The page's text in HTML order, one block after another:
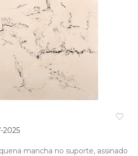
favorite_border
2025
mancha no suporte, assinado